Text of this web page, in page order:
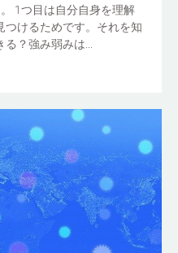
1つ目は自分自身を理解
つけるためです。それを知
？強み弱みは...